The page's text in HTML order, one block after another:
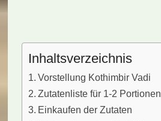
Inhaltsverzeichnis
Vorstellung Kothimbir Vadi
Zutatenliste für 1-2 Portionen
Einkaufen der Zutaten